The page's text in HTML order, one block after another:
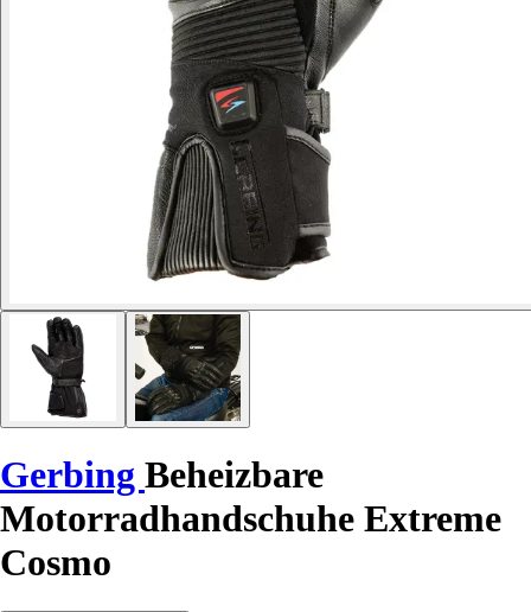
Gerbing Beheizbare
Motorradhandschuhe Extreme
Cosmo